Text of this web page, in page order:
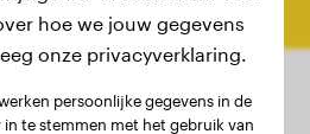
eindgewicht
hoe we jouw gegevens
onze privacyverklaring.
persoonlijke gegevens in de
te stemmen met het gebruik van